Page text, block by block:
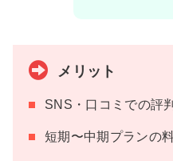
メリット
SNS・口コミでの評
短期〜中期プランの